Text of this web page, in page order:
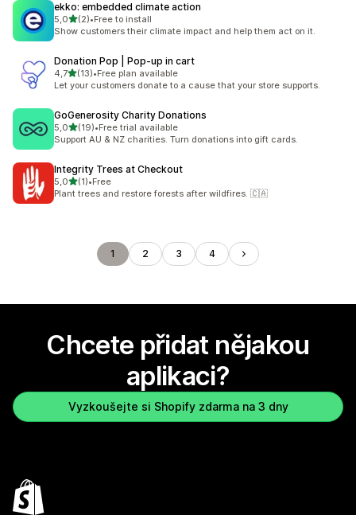
ekko: embedded climate action
5,0z 5 hvězd
(2)
Celkový počet recenzí: 2
•Free to install
Show customers their climate impact and help them act on it.
Donation Pop | Pop‑up in cart
4,7z 5 hvězd
(13)
Celkový počet recenzí: 13
•Free plan available
Let your customers donate to a cause that your store supports.
GoGenerosity Charity Donations
5,0z 5 hvězd
(19)
Celkový počet recenzí: 19
•Free trial available
Support AU & NZ charities. Turn donations into gift cards.
Integrity Trees at Checkout
5,0z 5 hvězd
(1)
Celkový počet recenzí: 1
•Free
Plant trees and restore forests after wildfires. 🇨🇦
1 2 3 4
Chcete přidat nějakou
aplikaci?
Vyzkoušejte si Shopify zdarma na 3 dny